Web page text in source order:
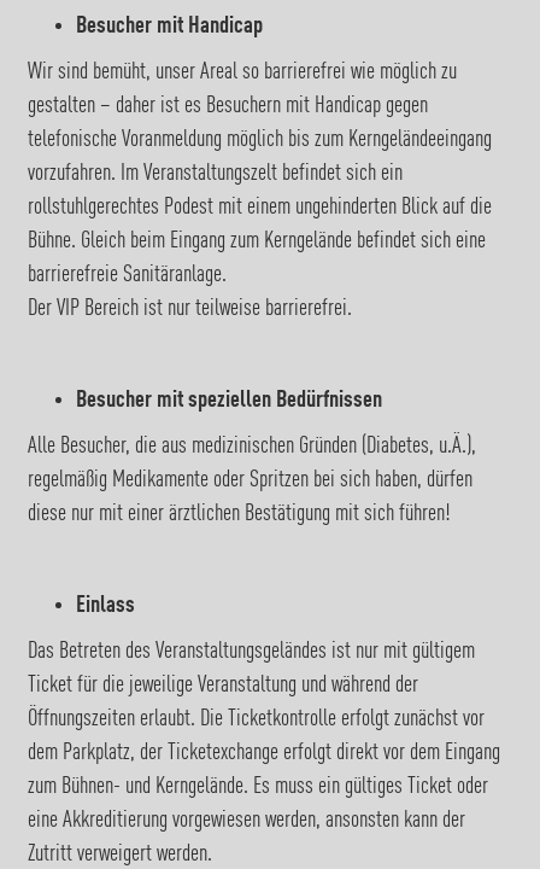
Besucher mit Handicap
Wir sind bemüht, unser Areal so barrierefrei wie möglich zu
gestalten – daher ist es Besuchern mit Handicap gegen
telefonische Voranmeldung möglich bis zum Kerngeländeeingang
vorzufahren. Im Veranstaltungszelt befindet sich ein
rollstuhlgerechtes Podest mit einem ungehinderten Blick auf die
Bühne. Gleich beim Eingang zum Kerngelände befindet sich eine
barrierefreie Sanitäranlage.
Der VIP Bereich ist nur teilweise barrierefrei.
Besucher mit speziellen Bedürfnissen
Alle Besucher, die aus medizinischen Gründen (Diabetes, u.Ä.),
regelmäßig Medikamente oder Spritzen bei sich haben, dürfen
diese nur mit einer ärztlichen Bestätigung mit sich führen!
Einlass
Das Betreten des Veranstaltungsgeländes ist nur mit gültigem
Ticket für die jeweilige Veranstaltung und während der
Öffnungszeiten erlaubt. Die Ticketkontrolle erfolgt zunächst vor
dem Parkplatz, der Ticketexchange erfolgt direkt vor dem Eingang
zum Bühnen- und Kerngelände. Es muss ein gültiges Ticket oder
eine Akkreditierung vorgewiesen werden, ansonsten kann der
Zutritt verweigert werden.